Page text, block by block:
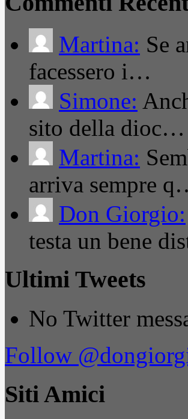
Martina: Se
facessero i…
Simone:
sito della dioc…
Martina:
arriva sempre
Don Giorgio:
testa un bene
Ultimi Tweets
No Twitter
Follow
Siti Amici